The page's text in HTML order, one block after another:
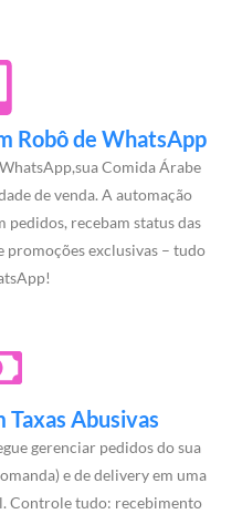
Robô de WhatsApp
Comida Árabe
de venda. A automação
pedidos, recebam status das
promoções exclusivas – tudo
Taxas Abusivas
gerenciar pedidos do sua
e de delivery em uma
Controle tudo: recebimento